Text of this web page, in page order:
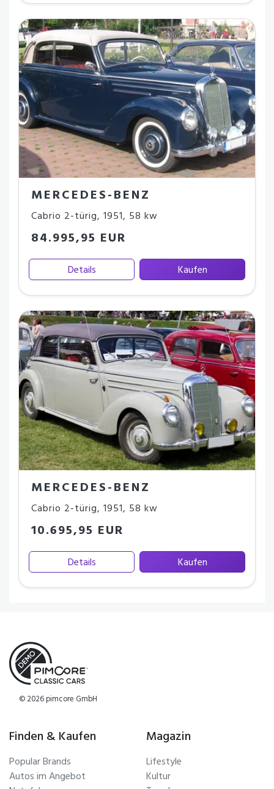
MERCEDES-BENZ
Cabrio 2-türig, 1951, 58 kw
84.995,95 EUR
Details Kaufen
MERCEDES-BENZ
Cabrio 2-türig, 1951, 58 kw
10.695,95 EUR
Details Kaufen
© 2026 pimcore GmbH
Finden & Kaufen
Popular Brands
Autos im Angebot
Magazin
Lifestyle
Kultur